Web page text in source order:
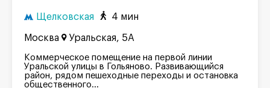
Щелковская 4 мин
Москва Уральская, 5А
Коммерческое помещение на первой линии
Уральской улицы в Гольяново. Развивающийся
район, рядом пешеходные переходы и остановка
общественного...